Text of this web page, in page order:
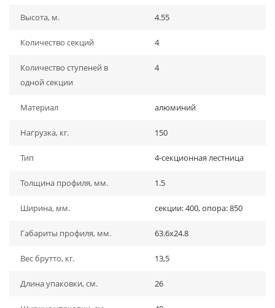
Высота, м. 4.55
Количество секций 4
Количество ступеней в
одной секции
4
Материал алюминий
Нагрузка, кг. 150
Тип 4-секционная лестница
Толщина профиля, мм. 1.5
Ширина, мм. секции: 400, опора: 850
Габариты профиля, мм. 63.6х24.8
Вес брутто, кг. 13,5
Длина упаковки, см. 26